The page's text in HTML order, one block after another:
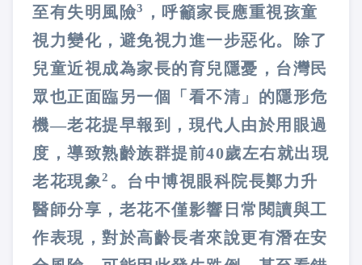
至有失明風險3
，呼籲家長應重視孩童
視力變化，避免視力進一步惡化。除了
兒童近視成為家長的育兒隱憂，台灣民
眾也正面臨另一個「看不清」的隱形危
機—老花提早報到，現代人由於用眼過
度，導致熟齡族群提前40歲左右就出現
老花現象2 。台中博視眼科院長鄭力升
醫師分享，老花不僅影響日常閱讀與工
作表現，對於高齡長者來說更有潛在安